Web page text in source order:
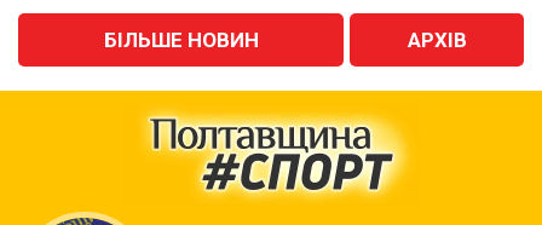
БІЛЬШЕ НОВИН АРХІВ